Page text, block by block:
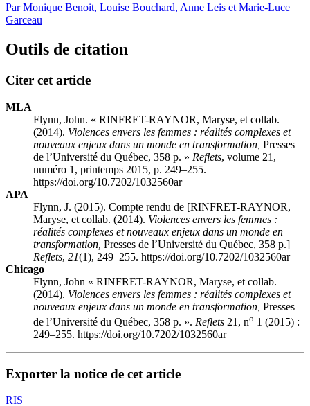
Par Monique Benoit, Louise Bouchard, Anne Leis et Marie-Luce
Garceau
Outils de citation
Citer cet article
MLA
Flynn, John. « RINFRET-RAYNOR, Maryse, et collab.
(2014). Violences envers les femmes : réalités complexes et
nouveaux enjeux dans un monde en transformation, Presses
de l’Université du Québec, 358 p. » Reflets, volume 21,
numéro 1, printemps 2015, p. 249–255.
https://doi.org/10.7202/1032560ar
APA
Flynn, J. (2015). Compte rendu de [RINFRET-RAYNOR,
Maryse, et collab. (2014). Violences envers les femmes :
réalités complexes et nouveaux enjeux dans un monde en
transformation, Presses de l’Université du Québec, 358 p.]
Reflets, 21(1), 249–255. https://doi.org/10.7202/1032560ar
Chicago
Flynn, John « RINFRET-RAYNOR, Maryse, et collab.
(2014). Violences envers les femmes : réalités complexes et
nouveaux enjeux dans un monde en transformation, Presses
de l’Université du Québec, 358 p. ». Reflets 21, no 1 (2015) :
249–255. https://doi.org/10.7202/1032560ar
Exporter la notice de cet article
RIS